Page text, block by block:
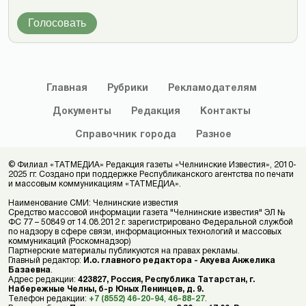
Голосовать
Главная Рубрики Рекламодателям
Документы Редакция Контакты
Справочник города Разное
© Филиал «ТАТМЕДИА» Редакция газеты «Челнинские Известия», 2010-
2025 гг. Создано при поддержке Республиканского агентства по печати
и массовым коммуникациям «ТАТМЕДИА».
Наименование СМИ: Челнинские известия
Средство массовой информации газета "Челнинские известия" ЭЛ №
ФС 77 – 50849 от 14.08.2012 г. зарегистрировано Федеральной службой
по надзору в сфере связи, информационных технологий и массовых
коммуникаций (Роскомнадзор)
Партнерские материалы публикуются на правах рекламы.
Главный редактор: И.о. главного редактора - Акуева Анжелика
Базаевна
Адрес редакции: 423827, Россия, Республика Татарстан, г.
Набережные Челны, б-р Юных Ленинцев, д. 9.
Телефон редакции: +7 (8552) 46-20-94 46-88-27